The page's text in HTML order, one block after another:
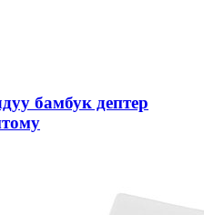
бамбук дептер